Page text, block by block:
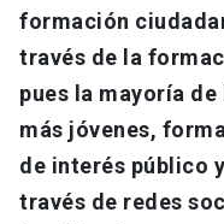
formación
través de la
pues la mayoría
más jóvenes,
de interés público
través de redes